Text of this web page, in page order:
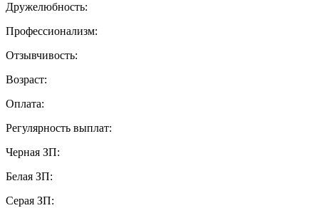
Дружелюбность:
Профессионализм:
Отзывчивость:
Возраст:
Оплата:
Регулярность выплат:
Черная ЗП:
Белая ЗП:
Серая ЗП: